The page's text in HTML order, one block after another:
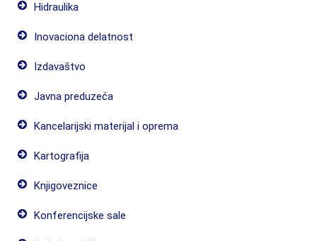
Hidraulika
Inovaciona delatnost
Izdavaštvo
Javna preduzeća
Kancelarijski materijal i oprema
Kartografija
Knjigoveznice
Konferencijske sale